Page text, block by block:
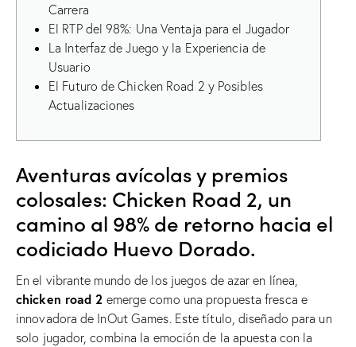
Carrera
El RTP del 98%: Una Ventaja para el Jugador
La Interfaz de Juego y la Experiencia de
Usuario
El Futuro de Chicken Road 2 y Posibles
Actualizaciones
Aventuras avícolas y premios
colosales: Chicken Road 2, un
camino al 98% de retorno hacia el
codiciado Huevo Dorado.
En el vibrante mundo de los juegos de azar en línea,
chicken road 2 emerge como una propuesta fresca e
innovadora de InOut Games. Este título, diseñado para un
solo jugador, combina la emoción de la apuesta con la